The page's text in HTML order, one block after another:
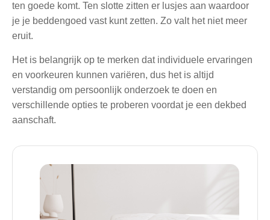
ten goede komt. Ten slotte zitten er lusjes aan waardoor
je je beddengoed vast kunt zetten. Zo valt het niet meer
eruit.
Het is belangrijk op te merken dat individuele ervaringen
en voorkeuren kunnen variëren, dus het is altijd
verstandig om persoonlijk onderzoek te doen en
verschillende opties te proberen voordat je een dekbed
aanschaft.